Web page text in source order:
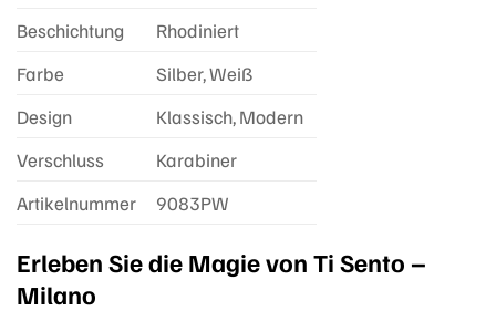
Beschichtung
Rhodiniert
Farbe
Silber, Weiß
Design
Klassisch, Modern
Verschluss
Karabiner
Artikelnummer
9083PW
Erleben Sie die Magie von Ti Sento –
Milano